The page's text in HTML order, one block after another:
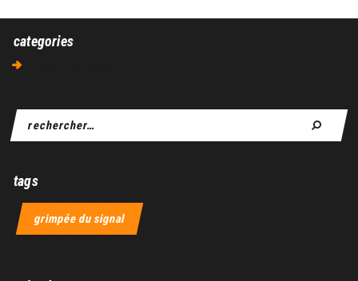
categories
tags
grimpée du signal